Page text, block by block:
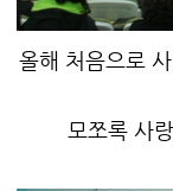
올해 처음으로
모쪼록 사